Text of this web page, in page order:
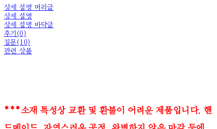
상세 설명 머리글
상세 설명
상세 설명 바닥글
후기(0)
질문(10)
관련 상품
***소재 특성상 교환 및 환불이 어려운 제품입니다. 핸